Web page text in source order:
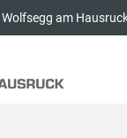
Wolfsegg am